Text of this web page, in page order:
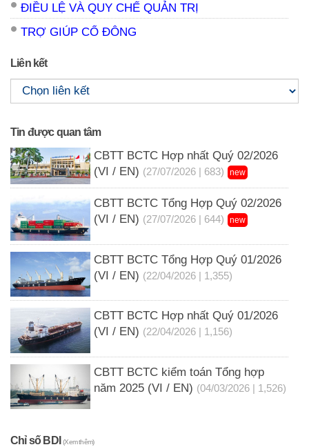
ĐIỀU LỆ VÀ QUY CHẾ QUẢN TRỊ
TRỢ GIÚP CỔ ĐÔNG
Liên kết
Tin được quan tâm
CBTT BCTC Hợp nhất Quý 02/2026
(VI / EN) (27/07/2026 | 683) new
CBTT BCTC Tổng Hợp Quý 02/2026
(VI / EN) (27/07/2026 | 644) new
CBTT BCTC Tổng Hợp Quý 01/2026
(VI / EN) (22/04/2026 | 1,355)
CBTT BCTC Hợp nhất Quý 01/2026
(VI / EN) (22/04/2026 | 1,156)
CBTT BCTC kiểm toán Tổng hợp
năm 2025 (VI / EN) (04/03/2026 | 1,526)
Chỉ số BDI(Xem thêm)